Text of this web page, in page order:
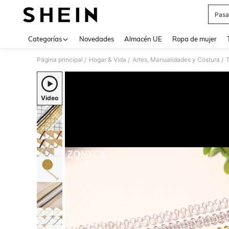
Categorías Novedades Almacén UE Ropa de mujer
Página principal / Hogar & Vida / Artes, Manualidades y Costura /
Video